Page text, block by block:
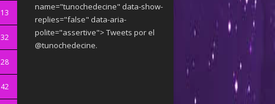
13
32
28
42
name="tunochedecine" data-show-
replies="false" data-aria-
polite="assertive"> Tweets por el
@tunochedecine.